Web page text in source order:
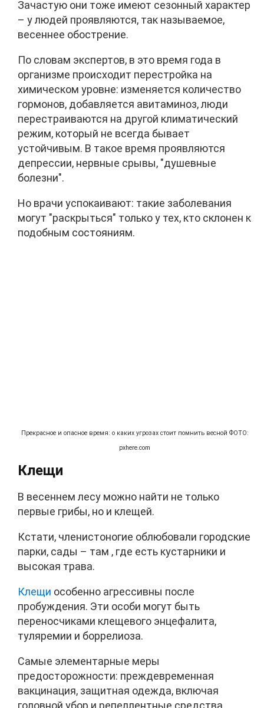
Зачастую они тоже имеют сезонный характер
– у людей проявляются, так называемое,
весеннее обострение.
По словам экспертов, в это время года в
организме происходит перестройка на
химическом уровне: изменяется количество
гормонов, добавляется авитаминоз, люди
перестраиваются на другой климатический
режим, который не всегда бывает
устойчивым. В такое время проявляются
депрессии, нервные срывы, "душевные
болезни".
Но врачи успокаивают: такие заболевания
могут "раскрыться" только у тех, кто склонен к
подобным состояниям.
Прекрасное и опасное время: о каких угрозах стоит помнить весной ФОТО:
pxhere.com
Клещи
В весеннем лесу можно найти не только
первые грибы, но и клещей.
Кстати, членистоногие облюбовали городские
парки, сады – там , где есть кустарники и
высокая трава.
Клещи особенно агрессивны после
пробуждения. Эти особи могут быть
переносчиками клещевого энцефалита,
туляремии и боррелиоза.
Самые элементарные меры
предосторожности: преждевременная
вакцинация, защитная одежда, включая
головной убор и репеллентные средства